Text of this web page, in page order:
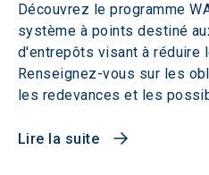
Découvrez le programme
système à points destiné
d'entrepôts visant à réduire
Renseignez-vous sur les
les redevances et les
Lire la suite